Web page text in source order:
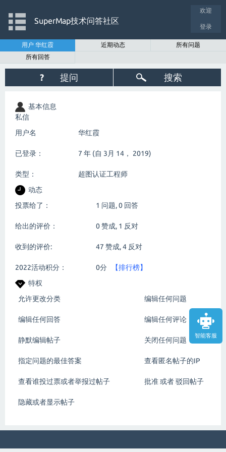
智能客服
欢迎
登录
SuperMap技术问答社区
用户 华红霞 近期动态
所有问题
所有回答
? 提问 搜索
基本信息
私信
用户名
华红霞
已登录： 7 年 (自 3月 14， 2019)
类型：
超图认证工程师
动态
投票给了：
1 问题,0 回答
给出的评价： 0赞成, 1 反对
收到的评价: 47 赞成,4 反对
2022活动积分： 0分
【排行榜】
特权
允许更改分类
编辑任何问题
编辑任何回答 编辑任何评论
静默编辑帖子 关闭任何问题
指定问题的最佳答案 查看匿名帖子的IP
查看谁投过票或者举报过帖子 批准 或者 驳回帖子
隐藏或者显示帖子